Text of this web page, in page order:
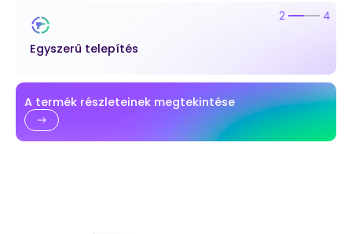
Egyszerű telepítés
2 4
A termék részleteinek megtekintése